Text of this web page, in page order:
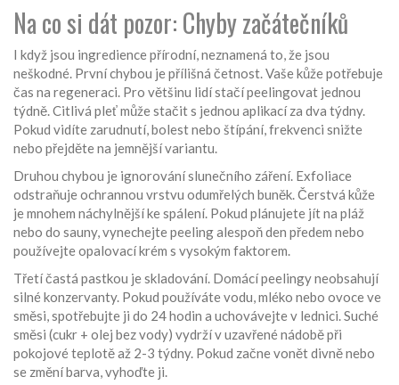
Na co si dát pozor: Chyby začátečníků
I když jsou ingredience přírodní, neznamená to, že jsou
neškodné. První chybou je přílišná četnost. Vaše kůže potřebuje
čas na regeneraci. Pro většinu lidí stačí peelingovat jednou
týdně. Citlivá pleť může stačit s jednou aplikací za dva týdny.
Pokud vidíte zarudnutí, bolest nebo štípání, frekvenci snižte
nebo přejděte na jemnější variantu.
Druhou chybou je ignorování slunečního záření. Exfoliace
odstraňuje ochrannou vrstvu odumřelých buněk. Čerstvá kůže
je mnohem náchylnější ke spálení. Pokud plánujete jít na pláž
nebo do sauny, vynechejte peeling alespoň den předem nebo
používejte opalovací krém s vysokým faktorem.
Třetí častá pastkou je skladování. Domácí peelingy neobsahují
silné konzervanty. Pokud používáte vodu, mléko nebo ovoce ve
směsi, spotřebujte ji do 24 hodin a uchovávejte v lednici. Suché
směsi (cukr + olej bez vody) vydrží v uzavřené nádobě při
pokojové teplotě až 2-3 týdny. Pokud začne vonět divně nebo
se změní barva, vyhoďte ji.